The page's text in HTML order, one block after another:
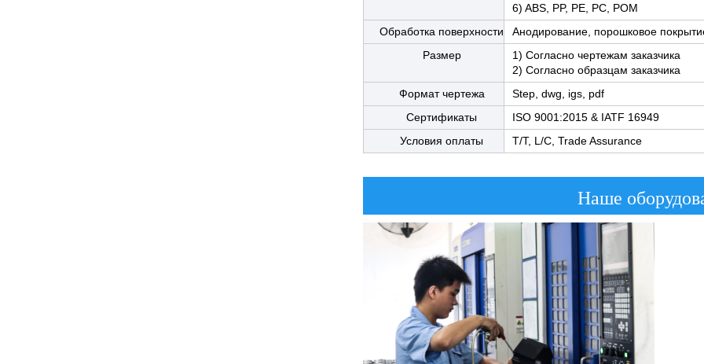
6) ABS, PP, PE, PC, POM
Обработка поверхности
Анодирование, порошковое
Размер
1) Согласно чертежам заказчика
2) Согласно образцам заказчика
Формат чертежа
Step, dwg, igs, pdf
Сертификаты
ISO 9001:2015 & IATF 16949
Условия оплаты
T/T, L/C, Trade Assurance
Наше